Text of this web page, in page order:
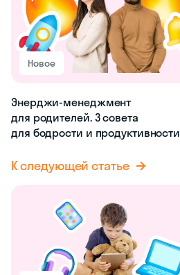
Новое
Энерджи-менеджмент
для родителей. 3 совета
для бодрости и продуктивности
К следующей статье